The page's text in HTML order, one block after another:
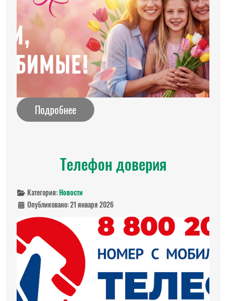
Подробнее
Телефон доверия
Категория:Новости
Опубликовано: 21 января 2026